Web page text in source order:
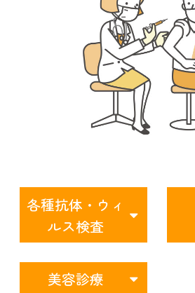
各種抗体・ウィ
ルス検査
美容診療